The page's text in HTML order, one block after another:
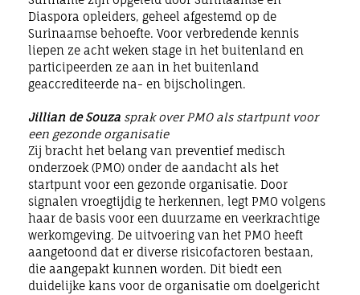
Diaspora opleiders, geheel afgestemd op de
Surinaamse behoefte. Voor verbredende kennis
liepen ze acht weken stage in het buitenland en
participeerden ze aan in het buitenland
geaccrediteerde na- en bijscholingen.
Jillian de Souza sprak over PMO als startpunt voor
een gezonde organisatie
Zij bracht het belang van preventief medisch
onderzoek (PMO) onder de aandacht als het
startpunt voor een gezonde organisatie. Door
signalen vroegtijdig te herkennen, legt PMO volgens
haar de basis voor een duurzame en veerkrachtige
werkomgeving. De uitvoering van het PMO heeft
aangetoond dat er diverse risicofactoren bestaan,
die aangepakt kunnen worden. Dit biedt een
duidelijke kans voor de organisatie om doelgericht